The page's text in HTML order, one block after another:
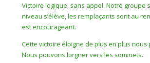
Victoire logique, sans appel. Notre groupe
niveau s’élève, les remplaçants sont au
est encourageant.
Cette victoire éloigne de plus en plus nous
Nous pouvons lorgner vers les sommets.